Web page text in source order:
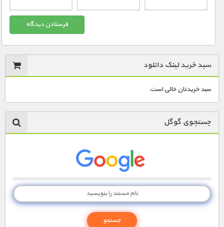
سبد خرید لینک دانلود
سبد خریدتان خالی است.
جستجوی گوگل